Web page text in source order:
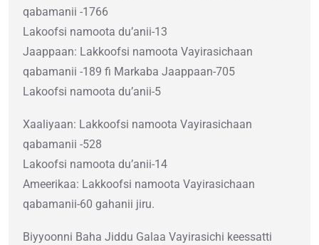
qabamanii -1766
Lakoofsi namoota du’anii-13
Jaappaan: Lakkoofsi namoota Vayirasichaan
qabamanii -189 fi Markaba Jaappaan-705
Lakoofsi namoota du’anii-5
Xaaliyaan: Lakkoofsi namoota Vayirasichaan
qabamanii -528
Lakoofsi namoota du’anii-14
Ameerikaa: Lakkoofsi namoota Vayirasichaan
qabamanii-60 gahanii jiru.
Biyyoonni Baha Jiddu Galaa Vayirasichi keessatti